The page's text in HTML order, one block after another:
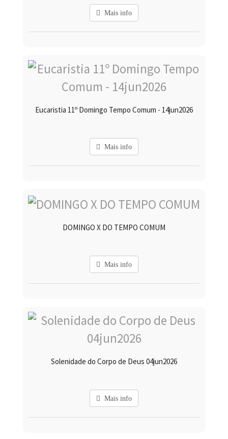
Mais info
Eucaristia 11º Domingo Tempo Comum - 14jun2026
Mais info
DOMINGO X DO TEMPO COMUM
Mais info
Solenidade do Corpo de Deus 04jun2026
Mais info